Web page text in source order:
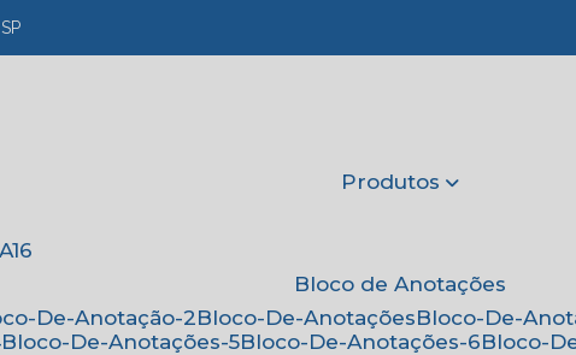
Produtos
Bloco de Anotações
De-Anotação-2 Bloco-De-Anotações Bloco-De-
Bloco-De-Anotações-5 Bloco-De-Anotações-6 Bloco-